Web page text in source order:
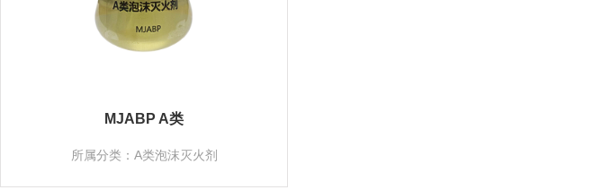
MJABP A类
所属分类：A类泡沫灭火剂